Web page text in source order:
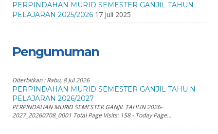
PERPINDAHAN MURID SEMESTER GANJIL TAHUN
PELAJARAN 2025/2026 17 Juli 2025
Pengumuman
Diterbitkan :Rabu, 8 Jul 2026
PERPINDAHAN MURID SEMESTER GANJIL TAHU N
PELAJARAN 2026/2027
PERPINDAHAN MURID SEMESTER GANJIL TAHUN 2026-
2027_20260708_0001 Total Page Visits: 158 - Today Page...